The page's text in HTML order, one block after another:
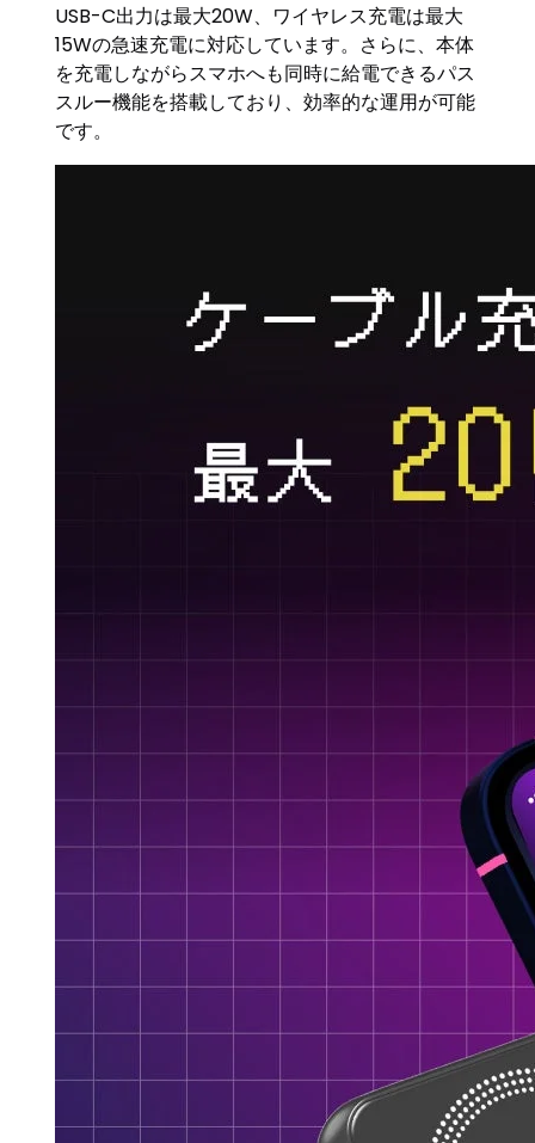
USB-C出力は最大20W、ワイヤレス充電は最大
15Wの急速充電に対応しています。さらに、本体
を充電しながらスマホへも同時に給電できるパス
スルー機能を搭載しており、効率的な運用が可能
です。